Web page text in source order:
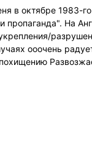
в октябре 1983-
пропаганда". На
ооочень